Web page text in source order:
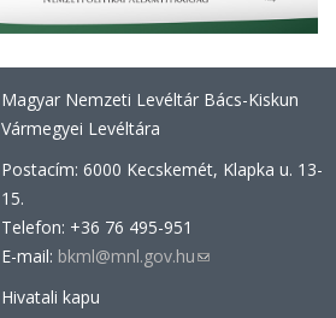
Magyar Nemzeti Levéltár Bács-Kiskun
Vármegyei Levéltára
Postacím: 6000 Kecskemét, Klapka u. 13-
15.
Telefon: +36 76 495-951
E-mail: bkml@mnl.gov.hu(link
Hivatali kapu